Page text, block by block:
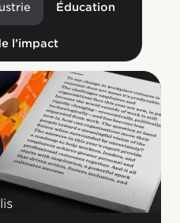
Éducation
l’impact